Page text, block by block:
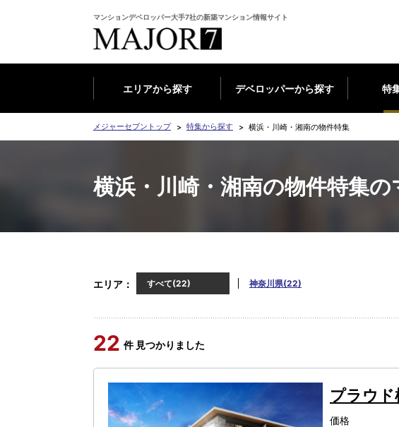
マンションデベロッパー大手7社の新築マンション情報サイト
エリアから探す デベロッパーから探す 特
メジャーセブントップ 特集から探す 横浜・川崎・湘南の物件特集
横浜・川崎・湘南の物件特集
エリア すべて(22) 神奈川県(22)
22 件 見つかりました
プラウ
価格